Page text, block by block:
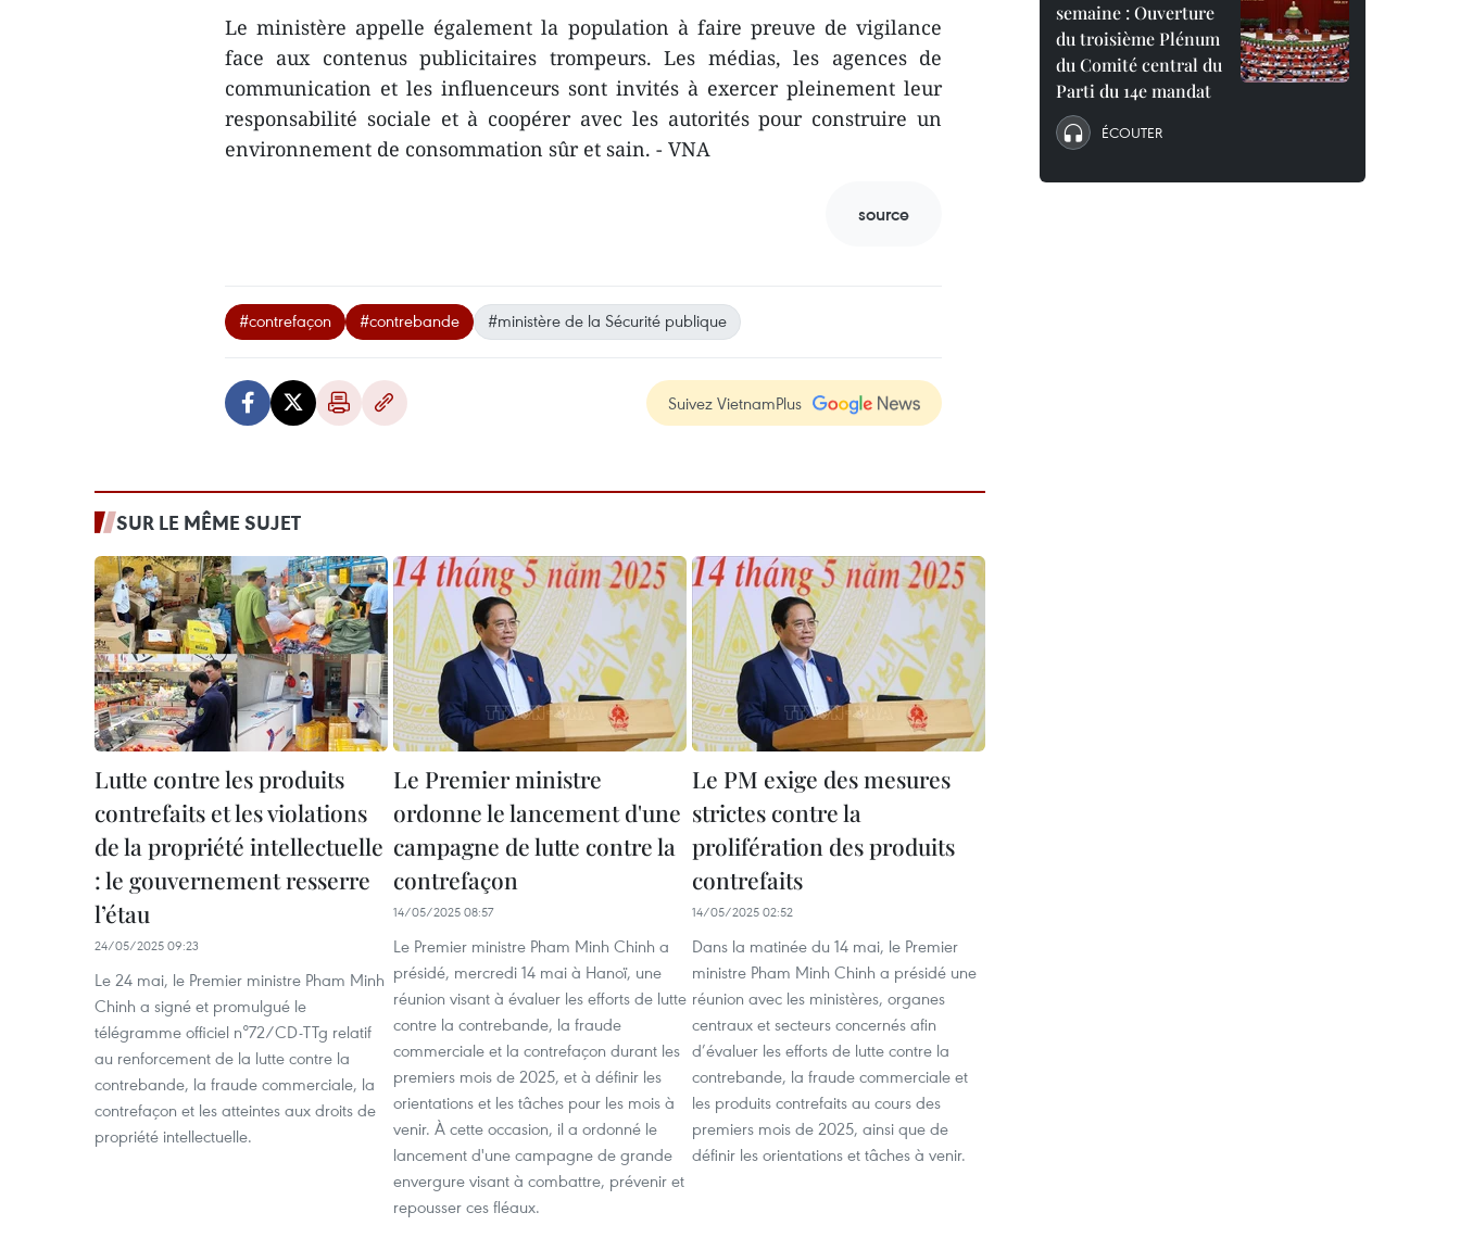
Le ministère appelle également la population à faire preuve de vigilance
face aux contenus publicitaires trompeurs. Les médias, les agences de
communication et les influenceurs sont invités à exercer pleinement leur
responsabilité sociale et à coopérer avec les autorités pour construire un
environnement de consommation sûr et sain. - VNA
source
#contrefaçon #contrebande #ministère de la Sécurité publique
Suivez VietnamPlus
SUR LE MÊME SUJET
Lutte contre les produits
contrefaits et les violations
de la propriété intellectuelle
: le gouvernement resserre
l’étau
24/05/2025 09:23
Le 24 mai, le Premier ministre Pham Minh
Chinh a signé et promulgué le
télégramme officiel n°72/CD-TTg relatif
au renforcement de la lutte contre la
contrebande, la fraude commerciale, la
contrefaçon et les atteintes aux droits de
propriété intellectuelle.
Le Premier ministre
ordonne le lancement d'une
campagne de lutte contre la
contrefaçon
14/05/2025 08:57
Le Premier ministre Pham Minh Chinh a
présidé, mercredi 14 mai à Hanoï, une
réunion visant à évaluer les efforts de lutte
contre la contrebande, la fraude
commerciale et la contrefaçon durant les
premiers mois de 2025, et à définir les
orientations et les tâches pour les mois à
venir. À cette occasion, il a ordonné le
lancement d'une campagne de grande
envergure visant à combattre, prévenir et
repousser ces fléaux.
Le PM exige des mesures
strictes contre la
prolifération des produits
contrefaits
14/05/2025 02:52
Dans la matinée du 14 mai, le Premier
ministre Pham Minh Chinh a présidé une
réunion avec les ministères, organes
centraux et secteurs concernés afin
d’évaluer les efforts de lutte contre la
contrebande, la fraude commerciale et
les produits contrefaits au cours des
premiers mois de 2025, ainsi que de
définir les orientations et tâches à venir.
semaine : Ouverture
du troisième Plénum
du Comité central du
Parti du 14e mandat
ÉCOUTER